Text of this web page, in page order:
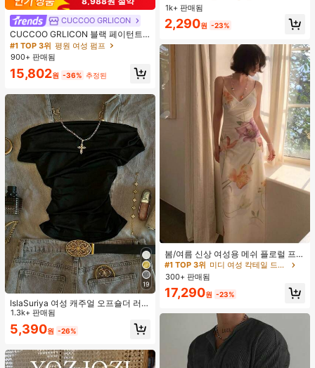
CUCCOO GRLICON
CUCCOO GRLICON 블랙 페이턴트
가죽 뾰족한 토 메탈 크리스크로스 스
트랩 더블 버클 장식 키튼 힐 뮬 슈즈,
쿨 걸즈를 위한 오토바이 스타일, 봄/
여름, 휴가, 여행, 2000년대 스타일에
적합
#1 TOP 3위 평원 여성 펌프
900+ 판매됨
15,802원 -36% 추정된
19
IslaSuriya 여성 캐주얼 오프숄더 러치
핏 솔리드 블랙 티셔츠, 데일리 출퇴
근, 여름에 적합
1.3k+ 판매됨
5,390원 -26%
기하학 반지 세트, 발렌타인데이, 어머
니날 선물
거의 매진!
거의 매진!
#1 TOP 3위
실버 여성 반지 세트
1k+ 판매됨
2,290원 -23%
봄/여름 신상 여성용 메쉬 플로럴 프린
트 드레스, 브이넥, 휴가 스타일, 섹시
한 비치 파티 댄스 드레스, 스파게티
스트랩 웨딩 가을
#1 TOP 3위
재고 5개 남음
#1 TOP 3위
미디 여성 칵테일 드레스
재고 5개 남음
#1 TOP 3위
미디 여성 칵테일 드레스
재고 5개 남음
#1 TOP 3위
재고 5개 남음
300+ 판매됨
17,290원 -23%